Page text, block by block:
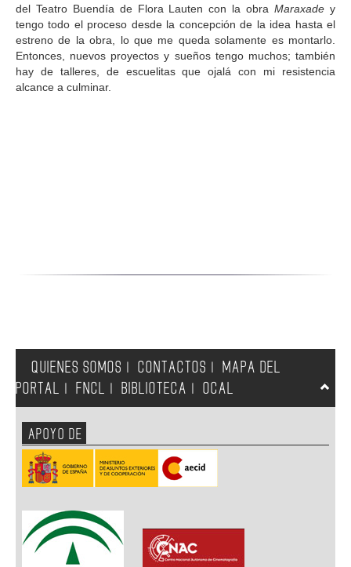
del Teatro Buendía de Flora Lauten con la obraMaraxade y
tengo todo el proceso desde la concepción de la idea hasta el
estreno de la obra, lo que me queda solamente es montarlo.
Entonces, nuevos proyectos y sueños tengo muchos; también
hay de talleres, de escuelitas que ojalá con mi resistencia
alcance a culminar.
QUIENES SOMOS CONTACTOS
MAPA DEL
PORTAL
FNCL BIBLIOTECA OCAL
APOYO DE